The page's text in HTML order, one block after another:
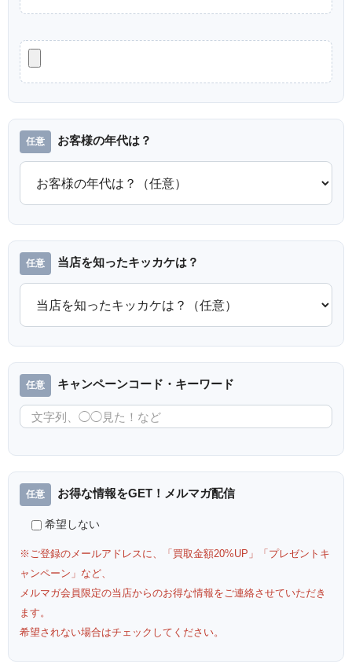
お客様の年代は？
当店を知ったキッカケは？
キャンペーンコード・キーワード
お得な情報をGET！メルマガ配信
希望しない
※ご登録のメールアドレスに、「買取金額20%UP」「プレゼントキ
ャンペーン」など、
メルマガ会員限定の当店からのお得な情報をご連絡させていただき
ます。
希望されない場合はチェックしてください。